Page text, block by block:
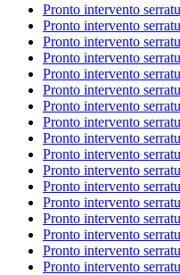
Pronto intervento
Pronto intervento
Pronto intervento
Pronto intervento
Pronto intervento
Pronto intervento
Pronto intervento
Pronto intervento
Pronto intervento
Pronto intervento
Pronto intervento
Pronto intervento
Pronto intervento
Pronto intervento
Pronto intervento
Pronto intervento
Pronto intervento